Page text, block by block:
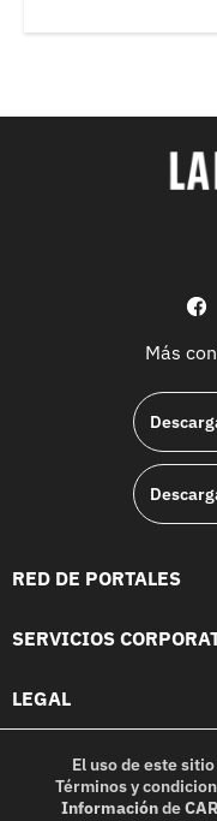
Más
RED DE PORTALES
SERVICIOS
LEGAL
El uso de este
Términos y
Informaciónde